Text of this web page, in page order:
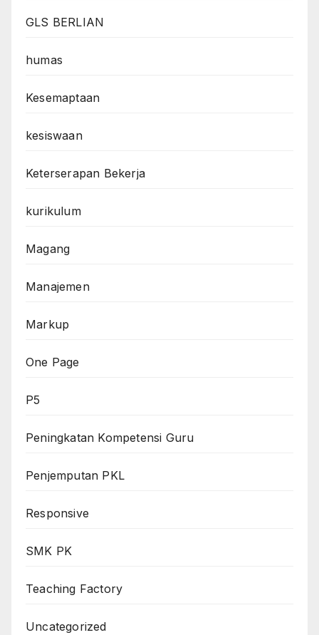
GLS BERLIAN
humas
Kesemaptaan
kesiswaan
Keterserapan Bekerja
kurikulum
Magang
Manajemen
Markup
One Page
P5
Peningkatan Kompetensi Guru
Penjemputan PKL
Responsive
SMK PK
Teaching Factory
Uncategorized